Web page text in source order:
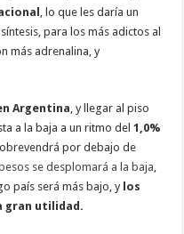
, lo que les daría un
para los más adictos al
más adrenalina, y
Argentina , y llegar al piso
a la baja a un ritmo del1,0%
por debajo de
se desplomará a la baja
país será más bajo, ylos
gran utilidad.